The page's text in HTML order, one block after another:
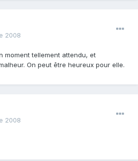
2008
moment tellement attendu, et
On peut être heureux pour elle.
2008